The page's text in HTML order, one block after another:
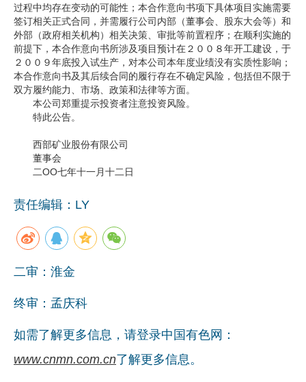
过程中均存在变动的可能性；本合作意向书项下具体项目实施需要
签订相关正式合同，并需履行公司内部（董事会、股东大会等）和
外部（政府相关机构）相关决策、审批等前置程序；在顺利实施的
前提下，本合作意向书所涉及项目预计在２００８年开工建设，于
２００９年底投入试生产，对本公司本年度业绩没有实质性影响；
本合作意向书及其后续合同的履行存在不确定风险，包括但不限于
双方履约能力、市场、政策和法律等方面。
本公司郑重提示投资者注意投资风险。
特此公告。
西部矿业股份有限公司
董事会
二OO七年十一月十二日
责任编辑：LY
二审：淮金
终审：孟庆科
如需了解更多信息，请登录中国有色网：
www.cnmn.com.cn了解更多信息。